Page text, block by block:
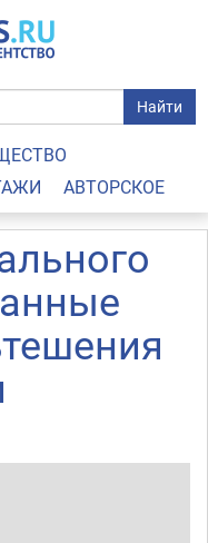
Найти
АВТОРСКОЕ